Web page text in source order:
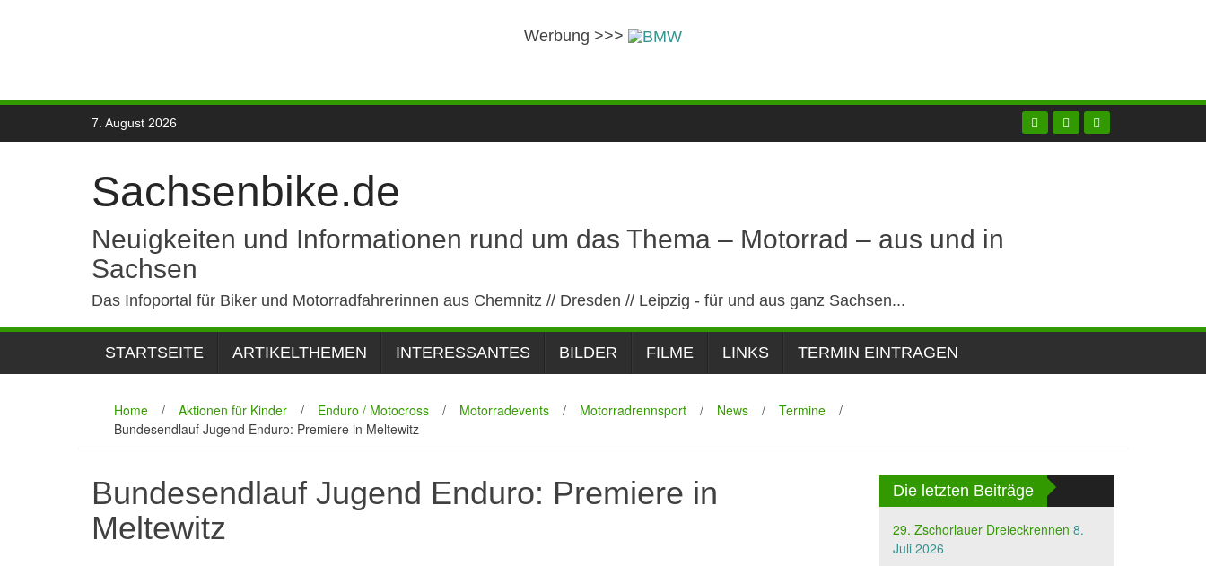
Werbung >>>
Skip
content
7. August 2026
Sachsenbike.de
Neuigkeiten und Informationen rund um das Thema – Motorrad – aus und in
Sachsen
Das Infoportal für Biker und Motorradfahrerinnen aus Chemnitz // Dresden // Leipzig - für und aus ganz Sachsen...
STARTSEITE ARTIKELTHEMEN INTERESSANTES BILDER FILME LINKS TERMIN EINTRAGEN
Home / Aktionen für Kinder / Enduro / Motocross / Motorradevents / Motorradrennsport / News / Termine
/
Bundesendlauf Jugend Enduro: Premiere in Meltewitz
Bundesendlauf Jugend Enduro: Premiere in
Meltewitz
Die letzten Beiträge
29. Zschorlauer Dreieckrennen 8.
Juli 2026